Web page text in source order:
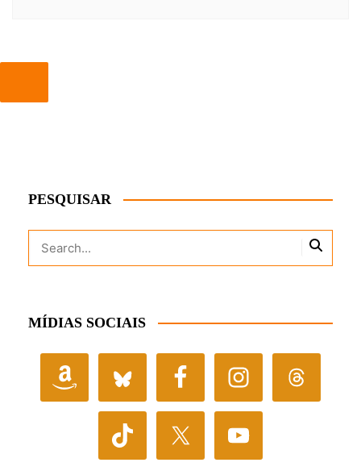
PESQUISAR
MÍDIAS SOCIAIS